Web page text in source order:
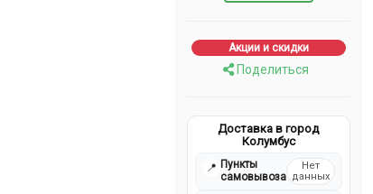
Акции и скидки
Поделиться
Доставка в город
Колумбус
📍 Пункты
самовывоза
Нет
данных